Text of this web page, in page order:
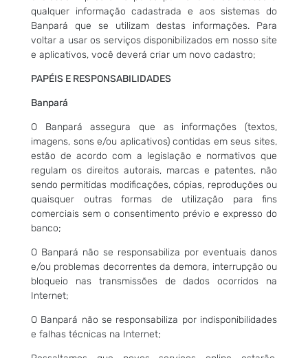
qualquer informação cadastrada e aos sistemas do
Banpará que se utilizam destas informações. Para
voltar a usar os serviços disponibilizados em nosso site
e aplicativos, você deverá criar um novo cadastro;
PAPÉIS E RESPONSABILIDADES
Banpará
O Banpará assegura que as informações (textos,
imagens, sons e/ou aplicativos) contidas em seus sites,
estão de acordo com a legislação e normativos que
regulam os direitos autorais, marcas e patentes, não
sendo permitidas modificações, cópias, reproduções ou
quaisquer outras formas de utilização para fins
comerciais sem o consentimento prévio e expresso do
banco;
O Banpará não se responsabiliza por eventuais danos
e/ou problemas decorrentes da demora, interrupção ou
bloqueio nas transmissões de dados ocorridos na
Internet;
O Banpará não se responsabiliza por indisponibilidades
e falhas técnicas na Internet;